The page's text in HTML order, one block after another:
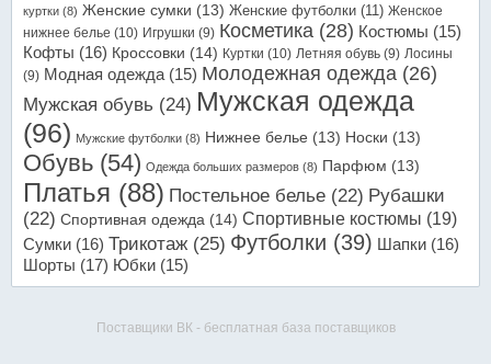
куртки (8) Женские сумки (13) Женские футболки (11) Женское
нижнее белье (10) Игрушки (9) Косметика (28) Костюмы (15)
Кофты (16) Кроссовки (14) Куртки (10) Летняя обувь (9) Лосины
(9) Модная одежда (15) Молодежная одежда (26)
Мужская обувь (24) Мужская одежда
(96) Мужские футболки (8) Нижнее белье (13) Носки (13)
Обувь (54) Одежда больших размеров (8) Парфюм (13)
Платья (88) Постельное белье (22) Рубашки
(22) Спортивная одежда (14) Спортивные костюмы (19)
Сумки (16) Трикотаж (25) Футболки (39) Шапки (16)
Шорты (17) Юбки (15)
Поставщики ВК - бесплатная база поставщиков